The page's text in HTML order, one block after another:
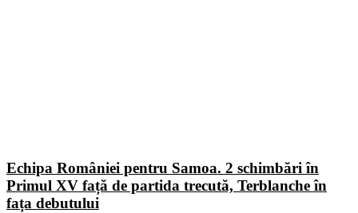
Echipa României pentru Samoa. 2 schimbări în
Primul XV față de partida trecută, Terblanche în
fața debutului